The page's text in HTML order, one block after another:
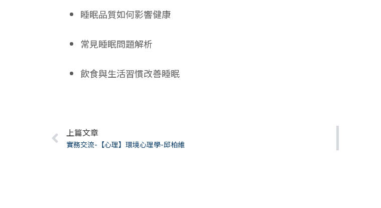
睡眠品質如何影響健康
常見睡眠問題解析
飲⻝與生活習慣改善睡眠
Prev
上篇文章
實務交流-【心理】環境心理學-邱柏維